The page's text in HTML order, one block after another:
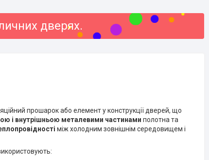
дверях.
прошарок або елемент у конструкції дверей, що
і внутрішньою металевими частинами полотна та
між холодним зовнішнім середовищем і